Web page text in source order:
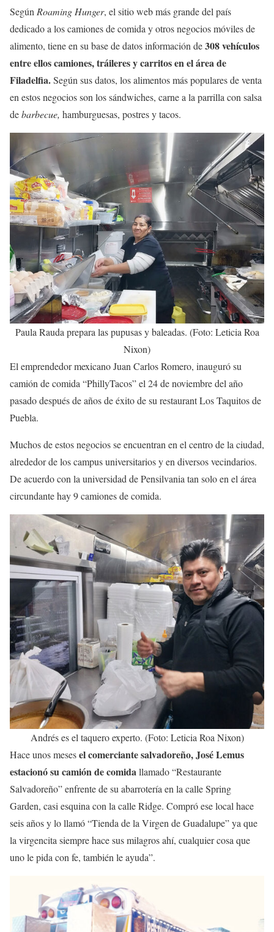
Según Roaming Hunger, el sitio web más grande del país
dedicado a los camiones de comida y otros negocios móviles de
alimento, tiene en su base de datos información de308 vehículos
entre ellos camiones, tráileres y carritos en el área de
Filadelfia.Según sus datos, los alimentos más populares de venta
en estos negocios son los sándwiches, carne a la parrilla con salsa
debarbecue, hamburguesas, postres y tacos.
Paula Rauda prepara las pupusas y baleadas. (Foto: Leticia Roa
Nixon)
El emprendedor mexicano Juan Carlos Romero, inauguró su
camión de comida “PhillyTacos” el 24 de noviembre del año
pasado después de años de éxito de su restaurant Los Taquitos de
Puebla.
Muchos de estos negocios se encuentran en el centro de la ciudad,
alrededor de los campus universitarios y en diversos vecindarios.
De acuerdo con la universidad de Pensilvania tan solo en el área
circundante hay 9 camiones de comida.
Andrés es el taquero experto. (Foto: Leticia Roa Nixon)
Hace unos mesesel comerciante salvadoreño, José Lemus
estacionó su camión de comidallamado “Restaurante
Salvadoreño” enfrente de su abarrotería en la calle Spring
Garden, casi esquina con la calle Ridge. Compró ese local hace
seis años y lo llamó “Tienda de la Virgen de Guadalupe” ya que
la virgencita siempre hace sus milagros ahí, cualquier cosa que
uno le pida con fe, también le ayuda”.